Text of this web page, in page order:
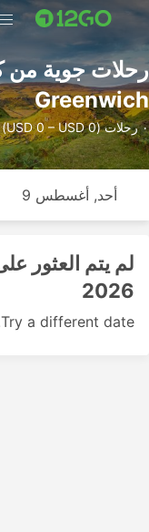
Greenwich
٠ رحلات (USD 0 – USD 0)
أحد, أغسطس 9
2026
Try a different date.